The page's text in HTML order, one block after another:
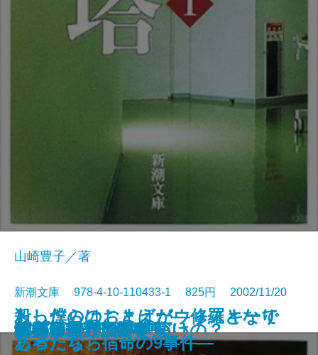
剣客商売七 隠れ簑
剣客商売八 狂乱
リヴァイアサン
行きつ戻りつ
黄泉がえり
この人と結婚していいの？
猫だましい
不安な童話
すみれの花の砂糖づけ
白い巨塔〔一〕
山崎豊子／著
新潮文庫 978-4-10-110433-1 825円 2002/11/20
白い巨塔〔二〕
白い巨塔〔三〕
白い巨塔〔四〕
白い巨塔〔五〕
剣客商売五 白い鬼
剣客商売六 新妻
もし僕らのことばがウィスキーで
あったなら
殺ったのはおまえだ―修羅となり
し者たち、宿命の9事件―
花探し
パプリカ